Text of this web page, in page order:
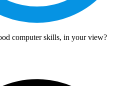
computer skills, in your view?